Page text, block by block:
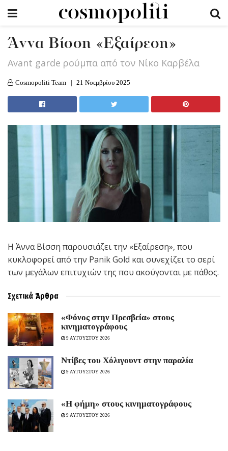
Άννα Βίσση «Εξαίρεση»
Αvant garde ρούμπα από τον Νίκο Καρβέλα
Cosmopoliti Team 21 Νοεμβρίου 2025
Η Άννα Βίσση παρουσιάζει την «Εξαίρεση», που
κυκλοφορεί από την Panik Gold και συνεχίζει το σερί
των μεγάλων επιτυχιών της που ακούγονται με πάθος.
Σχετικά Άρθρα
«Φόνος στην Πρεσβεία» στους
κινηματογράφους
9 ΑΥΓΟΥΣΤΟΥ 2026
Ντίβες του Χόλιγουντ στην παραλία
9 ΑΥΓΟΥΣΤΟΥ 2026
«H φήμη» στους κινηματογράφους
9 ΑΥΓΟΥΣΤΟΥ 2026